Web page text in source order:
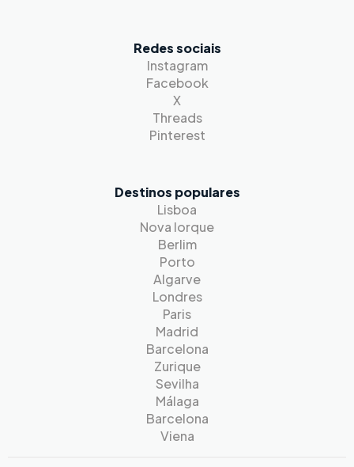
Redes sociais
Instagram
Facebook
X
Threads
Pinterest
Destinos populares
Lisboa
Nova Iorque
Berlim
Porto
Algarve
Londres
Paris
Madrid
Barcelona
Zurique
Sevilha
Málaga
Barcelona
Viena